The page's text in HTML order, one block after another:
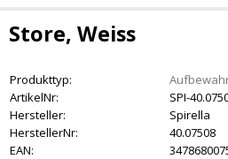
Store, Weiss
Produkttyp:
ArtikelNr:
SPI-
Hersteller:
Spirella
HerstellerNr:
40.07508
EAN: